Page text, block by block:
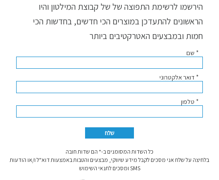
הירשמו לרשימת התפוצה של של קבוצת המילטון והיו
הראשונים להתעדכן במוצרים הכי חדשים, בחדשות הכי
חמות ובמבצעים האטרקטיבים ביותר
* שם
* דואר אלקטרוני
* טלפון
כל השדות המסומנים ב-* הם שדות חובה
בלחיצה על שלח אני מסכים לקבל מידע שיווקי, מבצעים והטבות באמצעות דוא"ל ו/או הודעות
SMS ומסכים לתנאי השימוש